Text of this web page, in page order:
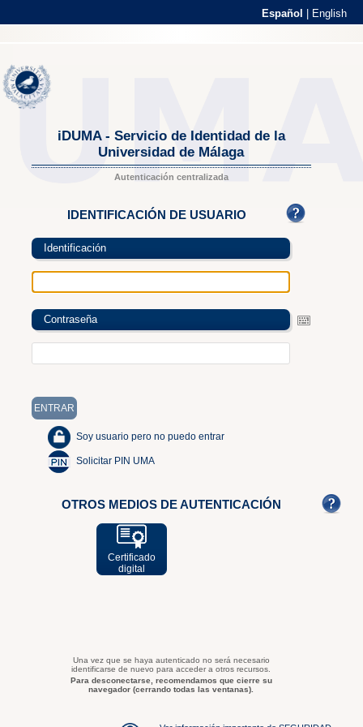
Español English
iDUMA - Servicio de Identidad de la
Universidad de Málaga
Autenticación centralizada
IDENTIFICACIÓN DE USUARIO
Identificación
Contraseña
Soy usuario pero no puedo entrar
Solicitar PIN UMA
OTROS MEDIOS DE AUTENTICACIÓN
Certificado
digital
Una vez que se haya autenticado no será necesario
identificarse de nuevo para acceder a otros recursos.
Para desconectarse, recomendamos que cierre su
navegador (cerrando todas las ventanas).